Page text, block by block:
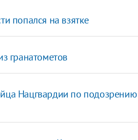
попался на взятке
гранатометов
Нацгвардии по подозрению